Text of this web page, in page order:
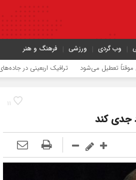
وب گردی ورزشی فرهنگ و هنر
می‌شود ترافیک اربعینی در جاده‌های شمال
۱۱
جدی کند